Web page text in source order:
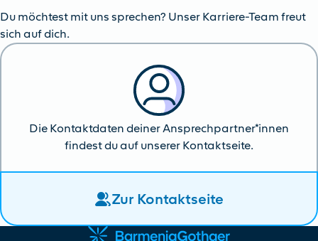
Du möchtest mit uns sprechen? Unser Karriere-Team freut
sich auf dich.
Die Kontaktdaten deiner Ansprechpartner*innen
findest du auf unserer Kontaktseite.
Zur Kontaktseite